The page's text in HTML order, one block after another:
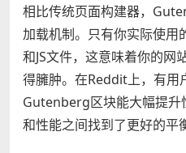
相比传统页面构建器，
加载机制。只有你实际使用
和JS文件，这意味着你的网
得臃肿。在Reddit上，有用
Gutenberg区块能大幅提
和性能之间找到了更好的平